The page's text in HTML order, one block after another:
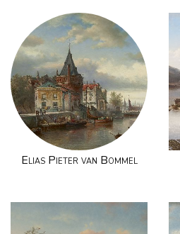
Elias Pieter van Bommel